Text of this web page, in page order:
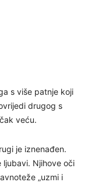
s više patnje koji
drugog s
veću.
je iznenađen.
ljubavi. Njihove oči
„uzmi i